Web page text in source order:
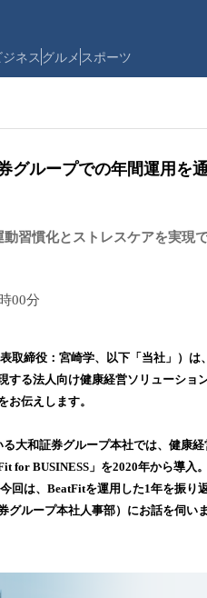
ジネス グルメ スポーツ
グループでの年間運用を
習慣化とストレスケアを実現
00分
取締役：宮崎学、以下「当社」）
する法人向け健康経営ソリューショ
お伝えします。
大和証券グループ本社では、健康
for BUSINESS」を2020年から導入
回は、BeatFitを運用した1年を振り
ループ本社人事部）にお話を伺いま